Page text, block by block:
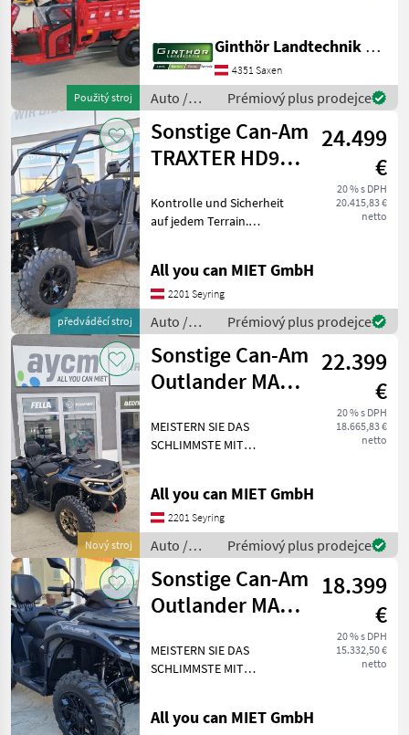
Použitý stroj
Maximale Zuladung 300kg +
Kabine mit elektrischen
Scheibenwischer Aufp
Ginthör Landtechnik GmbH
4351 Saxen
Auto /
Motocykle
/ Nero
Prémiový plus prodejce
předváděcí stroj
Sonstige Can-Am
TRAXTER HD9
24.499
€
20 % s DPH
20.415,83 €
netto
Kontrolle und Sicherheit
auf jedem Terrain.
perfekte Arbeitsfahrzeug.
Der TRAXTER XU T HD9
MY2025 (T1b Zulassung)
kommt mi
All you can MIET GmbH
2201 Seyring
Auto /
Motocykle
/ Sonstige
Prémiový plus prodejce
Nový stroj
Sonstige Can-Am
Outlander MAX
LIMITED Edi
22.399
€
20 % s DPH
18.665,83 €
netto
MEISTERN SIE DAS
SCHLIMMSTE MIT
(DPS) sorgt für mehr
Komfort und ein besseres
Lenkgefühl in jeder
Situation: ob bei engen W
All you can MIET GmbH
2201 Seyring
Auto /
Motocykle
/ Sonstige
Prémiový plus prodejce
Sonstige Can-Am
Outlander MAX
18.399
€
20 % s DPH
15.332,50 €
netto
MEISTERN SIE DAS
SCHLIMMSTE MIT
(DPS) sorgt für mehr
All you can MIET GmbH